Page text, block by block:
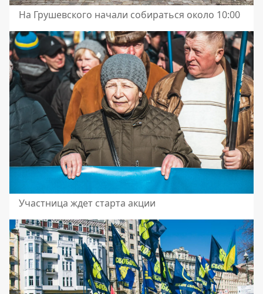
На Грушевского начали собираться около 10:00
Участница ждет старта акции